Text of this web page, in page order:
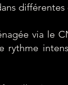
différentes
via le
rythme